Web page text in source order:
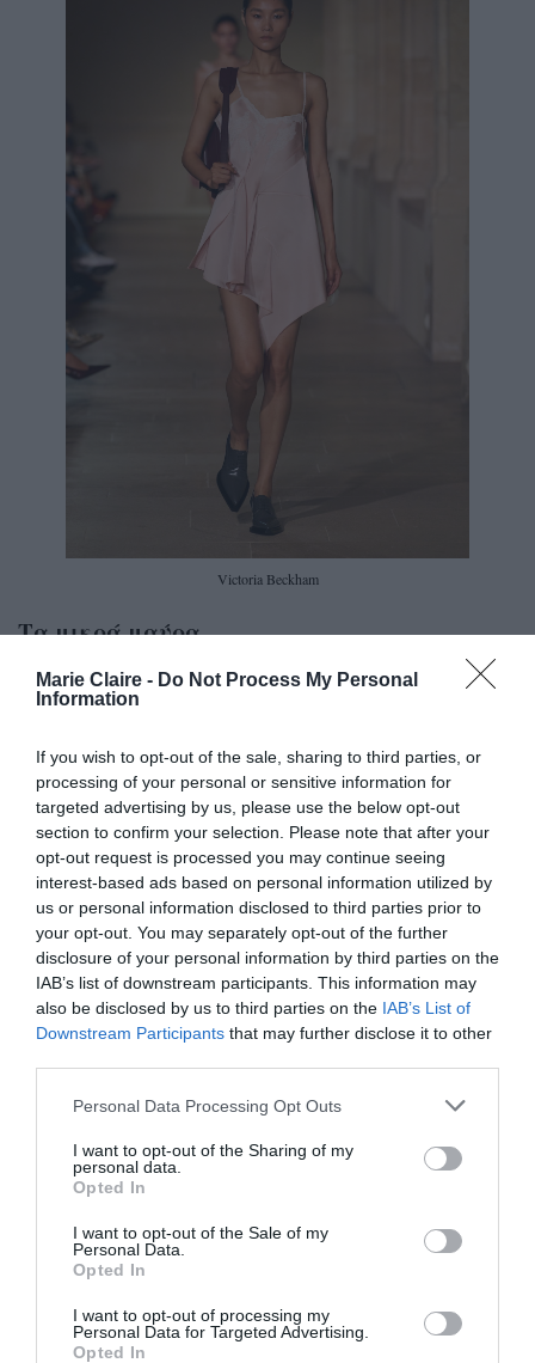
Marie Claire - Do Not Process My Personal
Information
If you wish to opt-out of the sale, sharing to third parties, or
processing of your personal or sensitive information for
targeted advertising by us, please use the below opt-out
section to confirm your selection. Please note that after your
opt-out request is processed you may continue seeing
interest-based ads based on personal information utilized by
us or personal information disclosed to third parties prior to
your opt-out. You may separately opt-out of the further
disclosure of your personal information by third parties on the
IAB’s list of downstream participants. This information may
also be disclosed by us to third parties on the IAB’s List of
Downstream Participants that may further disclose it to other
Personal Data Processing Opt Outs
I want to opt-out of the Sharing of my
personal data.
Opted In
I want to opt-out of the Sale of my
Personal Data.
Opted In
I want to opt-out of processing my
Personal Data for Targeted Advertising.
Opted In
Victoria Beckham
Τα μικρά μαύρα
Οι καλοκαιρινοί μήνες μπορεί να δίνουν
αλλά η μόδα της φετινής σεζόν
αποδεικνύει ότι το μαύρο δεν ταιριάζει μόνο
στο φθινόπωρο και τον χειμώνα ή σε after hours
εμφανίσεις. Η πιο ζεστή εποχή του χρόνου είναι
η τέλεια δικαιολογία για να δείξετε λίγο
παραπάνω δέρμα με ένα μίνι φόρεμα σε μαύρο
και λευκά sneakers ή ένα ζευγάρι loafer mules.